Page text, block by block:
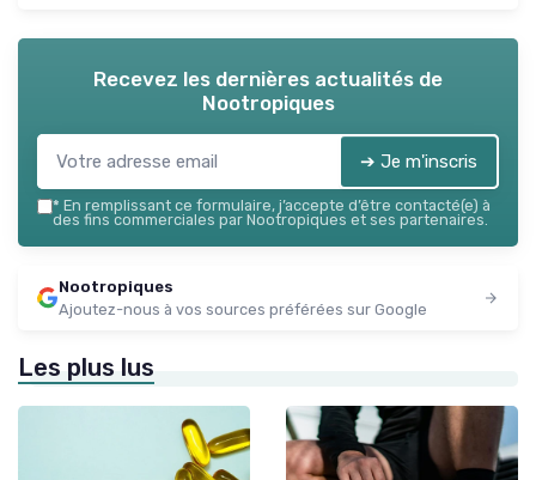
Recevez les dernières actualités de
Nootropiques
➔ Je m'inscris
* En remplissant ce formulaire, j’accepte d’être contacté(e) à
des fins commerciales par Nootropiques et ses partenaires.
Nootropiques
Ajoutez-nous à vos sources préférées sur Google
Les plus lus